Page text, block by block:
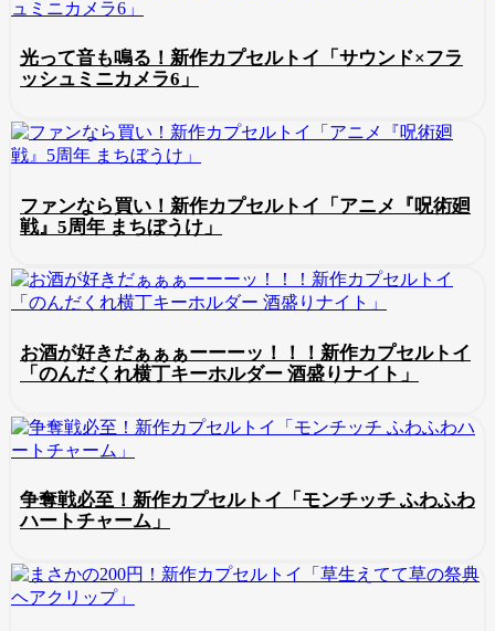
光って音も鳴る！新作カプセルトイ「サウンド×フラ
ッシュミニカメラ6」
ファンなら買い！新作カプセルトイ「アニメ『呪術廻
戦』5周年 まちぼうけ」
お酒が好きだぁぁぁーーーッ！！！新作カプセルトイ
「のんだくれ横丁キーホルダー 酒盛りナイト」
争奪戦必至！新作カプセルトイ「モンチッチ ふわふわ
ハートチャーム」